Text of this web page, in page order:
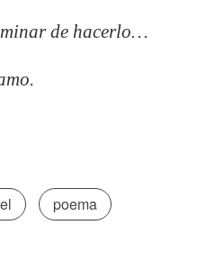
de hacerlo…
el
poema